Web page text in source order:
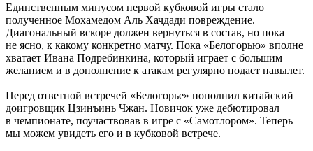
Единственным минусом первой кубковой игры стало
полученное Мохамедом Аль Хачдади повреждение.
Диагональный вскоре должен вернуться в состав, но пока
не ясно, к какому конкретно матчу. Пока «Белогорью» вполне
хватает Ивана Подребинкина, который играет с большим
желанием и в дополнение к атакам регулярно подает навылет.
Перед ответной встречей «Белогорье» пополнил китайский
доигровщик Цзинъинь Чжан. Новичок уже дебютировал
в чемпионате, поучаствовав в игре с «Самотлором». Теперь
мы можем увидеть его и в кубковой встрече.